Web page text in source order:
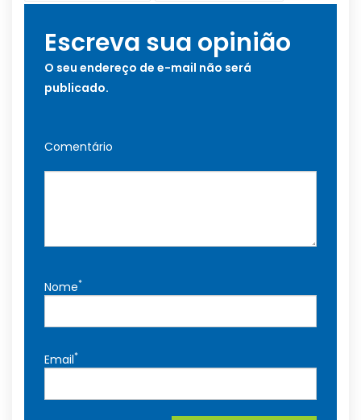
Escreva sua opinião
O seu endereço de e-mail não será
publicado.
Comentário
Nome*
Email*